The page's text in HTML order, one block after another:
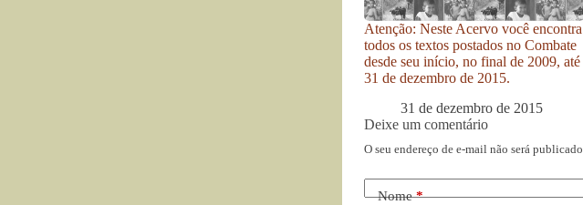
Atenção: Neste Acervo você encontra
todos os textos postados no Combate
desde seu início, no final de 2009, até
31 de dezembro de 2015.
31 de dezembro de 2015
Deixe um comentário
O seu endereço de e-mail não será publicado.
Nome*